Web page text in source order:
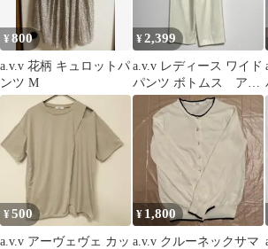
¥800
a.v.v 花柄 キュロットパ
ンツ M
¥2,399
a.v.v レディース ワイド
パンツ ボトムス アイ
ボリー M
¥500
a.v.v アーヴェヴェ カッ
¥ 1,800
a.v.v クルーネックサマ